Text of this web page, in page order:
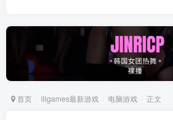
首页 illgames最新游戏 电脑游戏 正文